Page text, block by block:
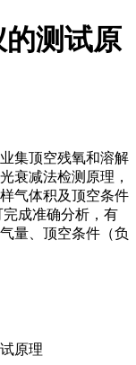
测试原
集顶空残氧和溶解
衰减法检测原理，
气体积及顶空条件
完成准确分析，有
量、顶空条件（负